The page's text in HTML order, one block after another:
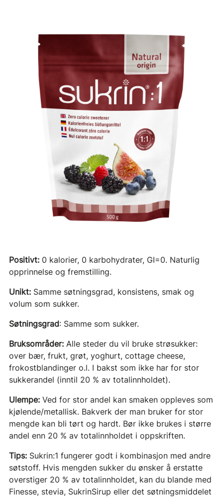
Positivt: 0 kalorier, 0 karbohydrater, GI=0. Naturlig
opprinnelse og fremstilling.
Unikt:Samme søtningsgrad, konsistens, smak og
volum som sukker.
Søtningsgrad: Samme som sukker.
Bruksområder:Alle steder du vil bruke strøsukker:
over bær, frukt, grøt, yoghurt, cottage cheese,
frokostblandinger o.l. I bakst som ikke har for stor
sukkerandel (inntil 20 % av totalinnholdet).
Ulempe:Ved for stor andel kan smaken oppleves som
kjølende/metallisk. Bakverk der man bruker for stor
mengde kan bli tørt og hardt. Bør ikke brukes i større
andel enn 20 % av totalinnholdet i oppskriften.
Tips:Sukrin:1 fungerer godt i kombinasjon med andre
søtstoff. Hvis mengden sukker du ønsker å erstatte
overstiger 20 % av totalinnholdet, kan du blande med
Finesse, stevia, SukrinSirup eller det søtningsmiddelet